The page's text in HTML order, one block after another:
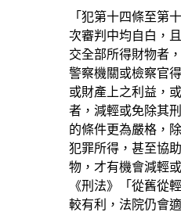
「犯第十四條至第
次審判中均自白，
交全部所得財物者
警察機關或檢察官
或財產上之利益，
者，減輕或免除其
的條件更為嚴格，
犯罪所得，甚至協
物，才有機會減輕
《刑法》「從舊從
較有利，法院仍會